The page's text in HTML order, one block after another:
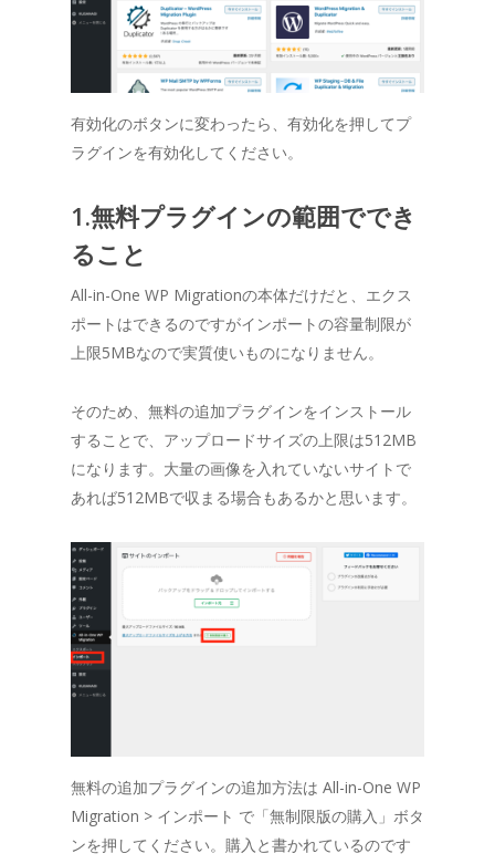
有効化のボタンに変わったら、有効化を押してプ
ラグインを有効化してください。
1.無料プラグインの範囲ででき
ること
All-in-One WP Migrationの本体だけだと、エクス
ポートはできるのですがインポートの容量制限が
上限5MBなので実質使いものになりません。
そのため、無料の追加プラグインをインストール
することで、アップロードサイズの上限は512MB
になります。大量の画像を入れていないサイトで
あれば512MBで収まる場合もあるかと思います。
無料の追加プラグインの追加方法は All-in-One WP
Migration > インポート で「無制限版の購入」ボタ
ンを押してください。購入と書かれているのです